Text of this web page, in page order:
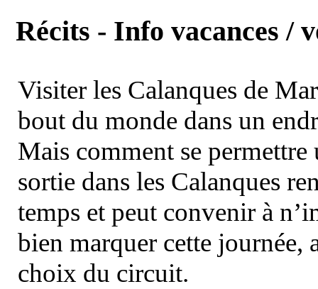
Récits - Info vacances /
Visiter les Calanques de
bout du monde dans un
Mais comment se permettre
sortie dans les Calanques
temps et peut convenir à
bien marquer cette journée,
choix du circuit.